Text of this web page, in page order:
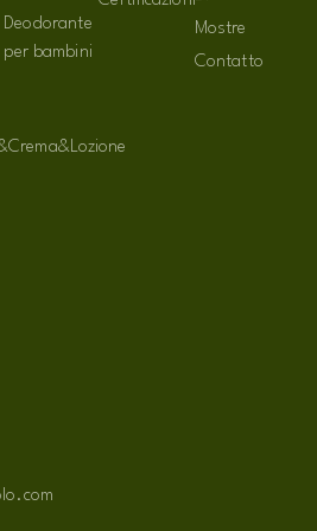
Deodorante
per bambini
Mostre
Contatto